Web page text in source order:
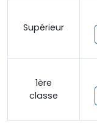
Supérieur
1ère
classe